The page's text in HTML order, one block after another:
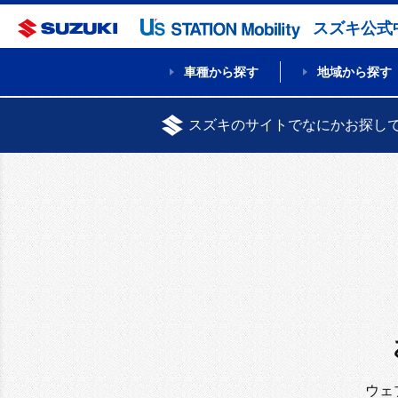
スズキ公式
車種から探す 地域から探す
スズキのサイトでなにかお探し
ウェ